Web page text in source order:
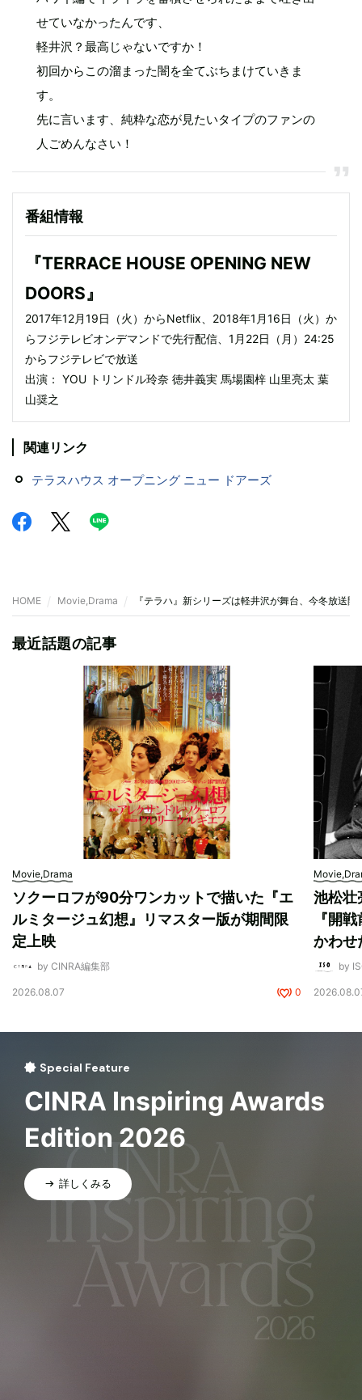
せていなかったんです、
軽井沢？最高じゃないですか！
初回からこの溜まった闇を全てぶちまけていきま
す。
先に言います、純粋な恋が見たいタイプのファンの
人ごめんなさい！
番組情報
『TERRACE HOUSE OPENING NEW
DOORS』
2017年12月19日（火）からNetflix、2018年1月16日（火）か
らフジテレビオンデマンドで先行配信、1月22日（月）24:25
からフジテレビで放送
出演： YOU トリンドル玲奈 徳井義実 馬場園梓 山里亮太 葉
山奨之
関連リンク
テラスハウス オープニング ニュー ドアーズ
HOME Movie,Drama 『テラハ』新シリーズは軽井沢が舞台、今冬放送
最近話題の記事
Movie,Drama
ソクーロフが90分ワンカットで描いた『エ
ルミタージュ幻想』リマスター版が期間限
定上映
by CINRA編集部
2026.08.07 0
池松壮
『開
かわせ
by
Special Feature
CINRA Inspiring Awards
Edition 2026
詳しくみる